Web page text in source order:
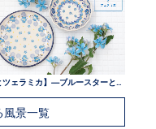
風景一覧